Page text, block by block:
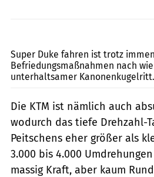
Super Duke fahren ist trotz
Befriedungsmaßnahmen nach
unterhaltsamer Kanonenkugelritt.
Die KTM ist nämlich auch
wodurch das tiefe Drehzahl-
Peitschens eher größer als
3.000 bis 4.000
massig Kraft, aber kaum